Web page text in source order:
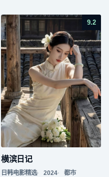
9.2
横滨日记
日韩电影精选 2024 都市